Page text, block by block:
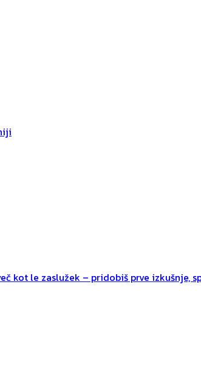
kot le zaslužek – pridobiš prve izkušnje,